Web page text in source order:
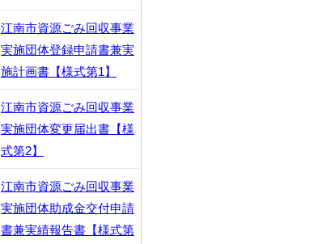
江南市資源ごみ回収事業
実施団体登録申請書兼実
施計画書【様式第1】
江南市資源ごみ回収事業
実施団体変更届出書【様
式第2】
江南市資源ごみ回収事業
実施団体助成金交付申請
書兼実績報告書【様式第